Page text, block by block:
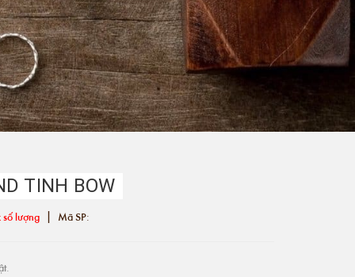
TINH BOW
số lượng | Mã SP: